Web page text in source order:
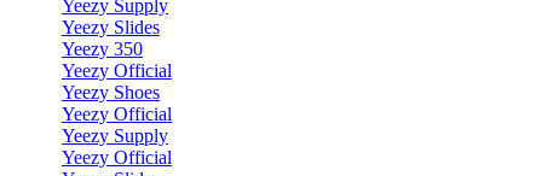
Yeezy Supply
Yeezy Slides
Yeezy 350
Yeezy Official
Yeezy Shoes
Yeezy Official
Yeezy Supply
Yeezy Official